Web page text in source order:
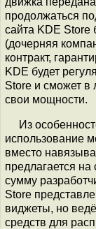
продолжаться
сайта KDE Store
(дочерняя
контракт,
KDE будет
Store и сможет в
свои мощности.
Из
использование
вместо
предлагается
сумму
Store
виджеты, но
средств для